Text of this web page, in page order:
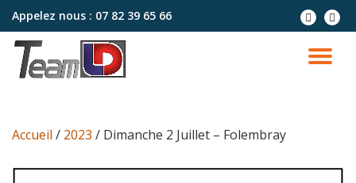
Aller
contenu
Appelez nous : 07 82 39 65 66
Accueil / 2023 / Dimanche 2 Juillet – Folembray